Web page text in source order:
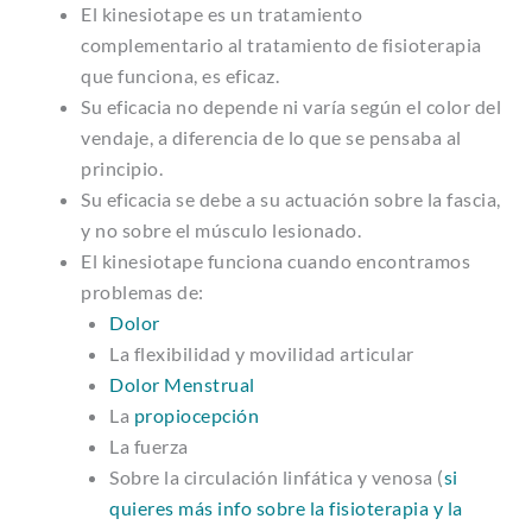
El kinesiotape es un tratamiento
complementario al tratamiento de fisioterapia
que funciona, es eficaz.
Su eficacia no depende ni varía según el color del
vendaje, a diferencia de lo que se pensaba al
principio.
Su eficacia se debe a su actuación sobre la fascia,
y no sobre el músculo lesionado.
El kinesiotape funciona cuando encontramos
problemas de:
Dolor
La flexibilidad y movilidad articular
Dolor Menstrual
La propiocepción
La fuerza
Sobre la circulación linfática y venosa (si
quieres más info sobre la fisioterapia y la